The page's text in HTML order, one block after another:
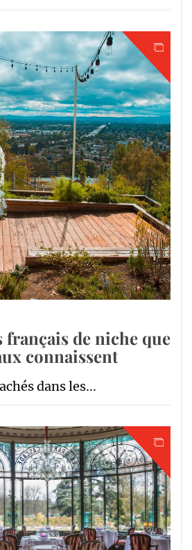
français de niche que
connaissent
dans les...